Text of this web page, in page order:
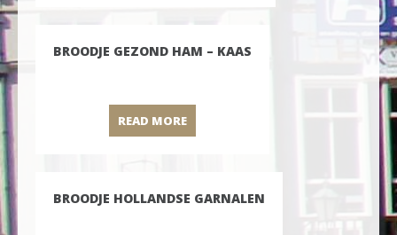
BROODJE GEZOND HAM – KAAS
READ MORE
BROODJE HOLLANDSE GARNALEN